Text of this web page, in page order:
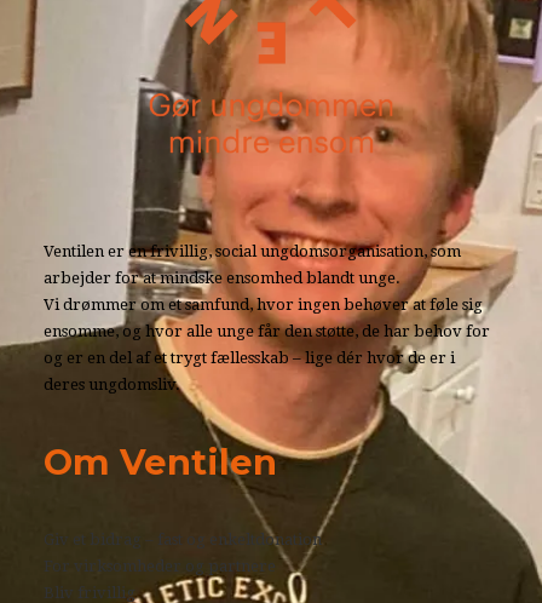
Ventilen er en frivillig, social ungdomsorganisation, som
arbejder for at mindske ensomhed blandt unge.
Vi drømmer om et samfund, hvor ingen behøver at føle sig
ensomme, og hvor alle unge får den støtte, de har behov for
og er en del af et trygt fællesskab – lige dér hvor de er i
deres ungdomsliv.
Om Ventilen
Giv et bidrag – fast og enkeltdonation
For virksomheder og partnere
Bliv frivillig